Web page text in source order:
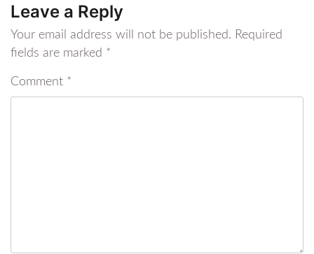
Leave a Reply
Your email address will not be published. Required
fields are marked *
Comment *